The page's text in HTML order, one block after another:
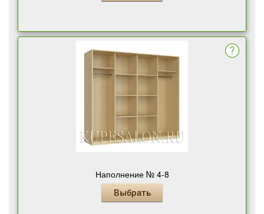
Наполнение № 4-8
Выбрать